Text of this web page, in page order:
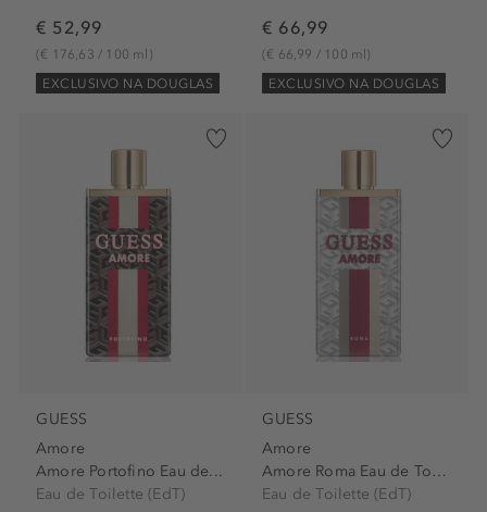
€ 52,99
(€ 176,63 / 100 ml)
EXCLUSIVO NA DOUGLAS
€ 66,99
(€ 66,99 / 100 ml)
EXCLUSIVO NA DOUGLAS
GUESS
Amore
Amore Portofino Eau de...
Eau de Toilette (EdT)
GUESS
Amore
Amore Roma Eau de Toilette...
Eau de Toilette (EdT)